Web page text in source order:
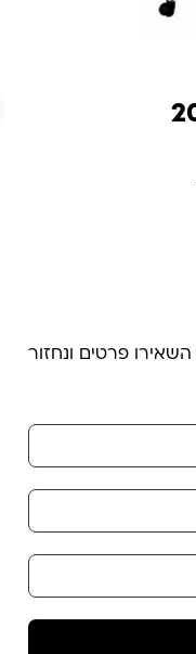
השאירו פרטים ונחזור